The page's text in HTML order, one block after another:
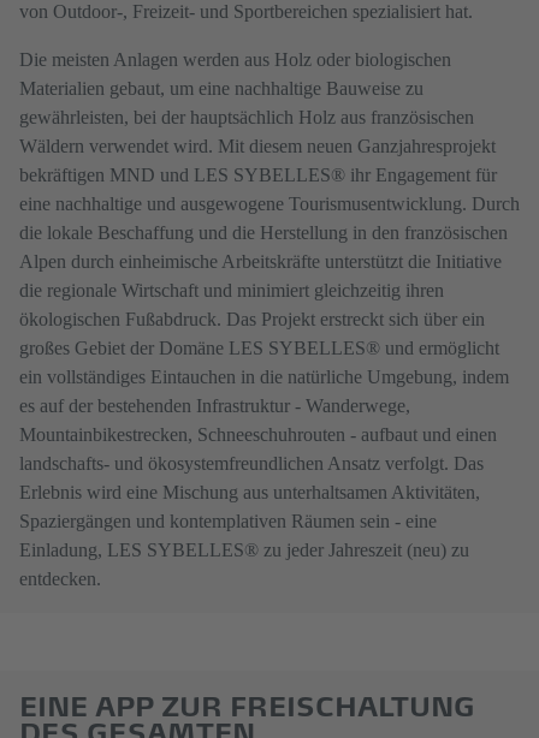
von Outdoor-, Freizeit- und Sportbereichen spezialisiert hat.
Die meisten Anlagen werden aus Holz oder biologischen
Materialien gebaut, um eine nachhaltige Bauweise zu
gewährleisten, bei der hauptsächlich Holz aus französischen
Wäldern verwendet wird. Mit diesem neuen Ganzjahresprojekt
bekräftigen MND und LES SYBELLES® ihr Engagement für
eine nachhaltige und ausgewogene Tourismusentwicklung. Durch
die lokale Beschaffung und die Herstellung in den französischen
Alpen durch einheimische Arbeitskräfte unterstützt die Initiative
die regionale Wirtschaft und minimiert gleichzeitig ihren
ökologischen Fußabdruck. Das Projekt erstreckt sich über ein
großes Gebiet der Domäne LES SYBELLES® und ermöglicht
ein vollständiges Eintauchen in die natürliche Umgebung, indem
es auf der bestehenden Infrastruktur - Wanderwege,
Mountainbikestrecken, Schneeschuhrouten - aufbaut und einen
landschafts- und ökosystemfreundlichen Ansatz verfolgt. Das
Erlebnis wird eine Mischung aus unterhaltsamen Aktivitäten,
Spaziergängen und kontemplativen Räumen sein - eine
Einladung, LES SYBELLES® zu jeder Jahreszeit (neu) zu
entdecken.
EINE APP ZUR FREISCHALTUNG
DES GESAMTEN